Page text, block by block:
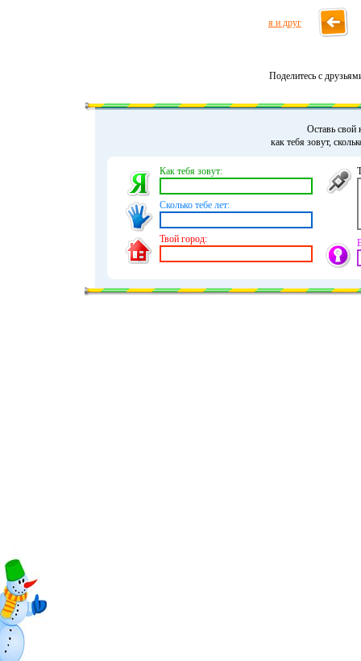
я и друг
Поделитесь с
Оставь свой
как тебя зовут,
Как тебя зовут:
Сколько тебе лет:
Твой город: